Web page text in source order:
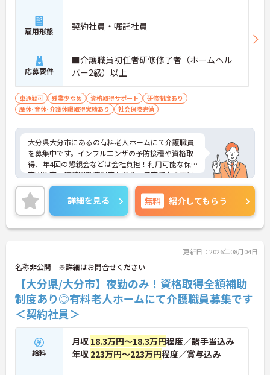
雇用形態 契約社員・嘱託社員
応募要件
■介護職員初任者研修修了者（ホームヘル
パー2級）以上
車通勤可 残業少なめ 資格取得サポート
研修制度あり
産休･育休･介護休暇取得実績あり
社会保険完備
大分県大分市にあるの有料老人ホームにて介護職員
を募集中です。インフルエンザの予防接種や資格取
得、年4回の懇親会などは会社負担！利用可能な保
育園や育児短時間勤務制度もあり、子育て中の方に
もおすすめの勤務先です◎ご興味がある方は是非一
度マイナビまでお問合せ下さい。更に詳細などお伝
えします。
詳細を見る 無料 紹介してもらう
更新日：2026年08月04日
名称非公開 ※詳細はお問合せください
【大分県/大分市】夜勤のみ！資格取得全額補助
制度あり◎有料老人ホームにて介護職員募集です
＜契約社員＞
給料
月収 18.3万円～18.3万円程度／諸手当込み
年収 223万円～223万円程度／賞与込み